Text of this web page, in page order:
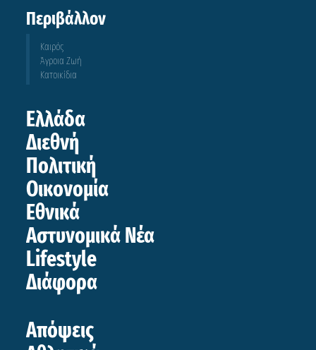
Περιβάλλον
Καιρός
Άγροια Ζωή
Κατοικίδια
Ελλάδα
Διεθνή
Πολιτική
Οικονομία
Εθνικά
Αστυνομικά Νέα
Lifestyle
Διάφορα
Απόψεις